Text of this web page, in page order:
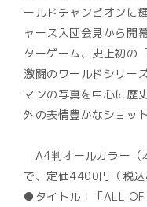
ールドチャンピオンに
ャース入団会見から開
ターゲーム、史上初の
激闘のワールドシリー
マンの写真を中心に歴
外の表情豊かなショッ
A4判オールカラー（
で、定価4400円（税込
●タイトル：「ALL